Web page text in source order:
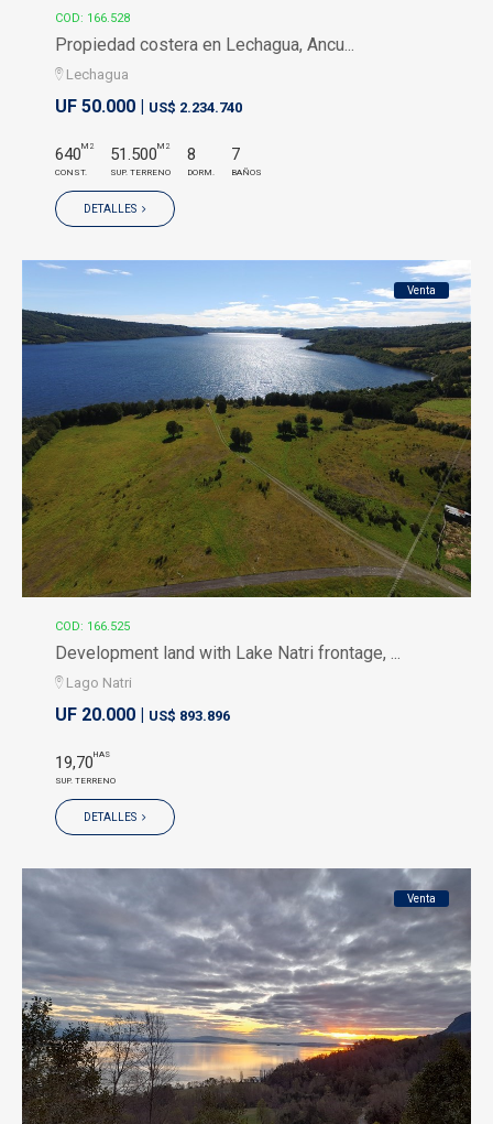
COD: 166.528
Propiedad costera en Lechagua, Ancu...
Lechagua
UF 50.000 | US$ 2.234.740
640M2
CONST.
51.500M2
SUP. TERRENO
8
DORM.
7
BAÑOS
DETALLES
Venta
COD: 166.525
Development land with Lake Natri frontage, ...
Lago Natri
UF 20.000 | US$ 893.896
19,70HAS
SUP. TERRENO
DETALLES
Venta